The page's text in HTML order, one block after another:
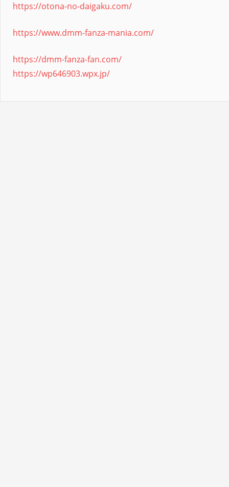
https://otona-no-daigaku.com/
https://www.dmm-fanza-mania.com/
https://dmm-fanza-fan.com/
https://wp646903.wpx.jp/